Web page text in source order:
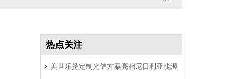
热点关注
美世乐携定制光储方案亮相尼日利亚能源